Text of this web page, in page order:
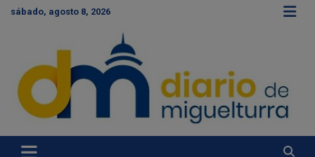
o
sábado, agosto 8, 2026
Diario de Miguelturra